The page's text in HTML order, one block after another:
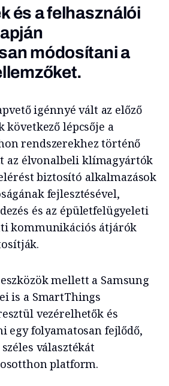
és a felhasználói
módosítani a
igénnyé vált az előző
következő lépcsője a
rendszerekhez történő
az élvonalbeli klímagyártók
biztosító alkalmazások
fejlesztésével,
és az épületfelügyeleti
kommunikációs átjárók
mellett a Samsung
is a SmartThings
vezérelhetők és
egy folyamatosan fejlődő,
választékát
platform.